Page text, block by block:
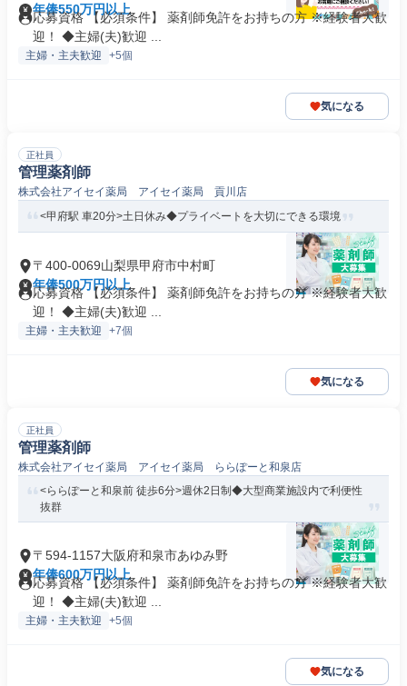
年俸550万円以上
応募資格 【必須条件】 薬剤師免許をお持ちの方 ※経験者大歓
迎！ ◆主婦(夫)歓迎 ...
主婦・主夫歓迎 +5個
気になる
正社員
管理薬剤師
株式会社アイセイ薬局 アイセイ薬局 貢川店
<甲府駅 車20分>土日休み◆プライベートを大切にできる環境
〒400-0069山梨県甲府市中村町
年俸500万円以上
応募資格 【必須条件】 薬剤師免許をお持ちの方 ※経験者大歓
迎！ ◆主婦(夫)歓迎 ...
主婦・主夫歓迎 +7個
気になる
正社員
管理薬剤師
株式会社アイセイ薬局 アイセイ薬局 ららぽーと和泉店
<ららぽーと和泉前 徒歩6分>週休2日制◆大型商業施設内で利便性
抜群
〒594-1157大阪府和泉市あゆみ野
年俸600万円以上
応募資格 【必須条件】 薬剤師免許をお持ちの方 ※経験者大歓
迎！ ◆主婦(夫)歓迎 ...
主婦・主夫歓迎 +5個
気になる